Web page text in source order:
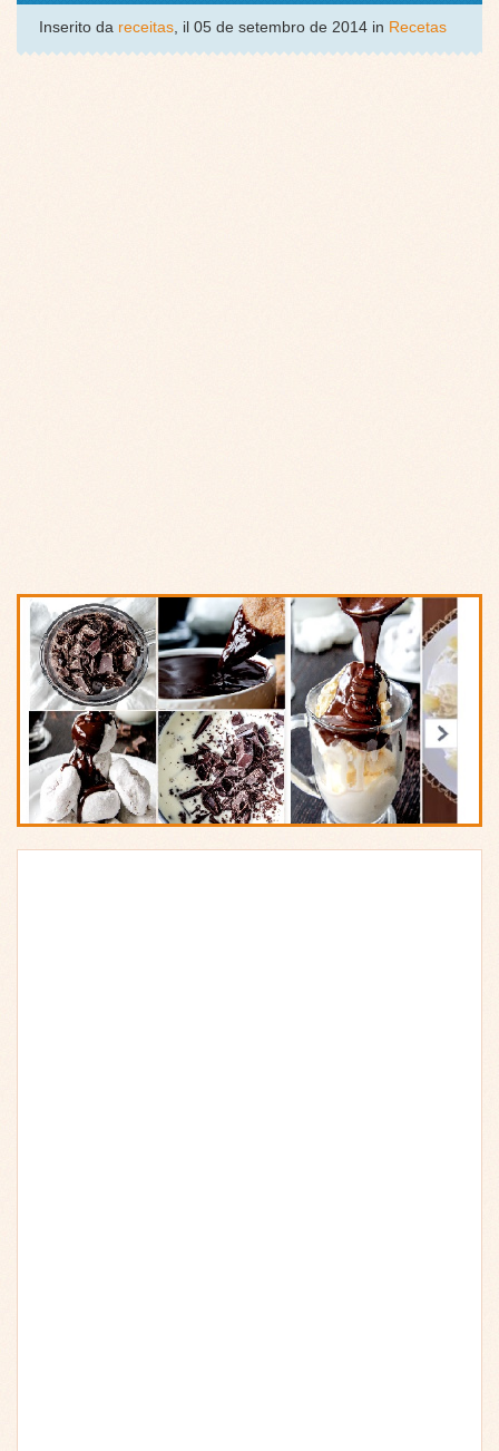
Inserito da receitas, il 05 de setembro de 2014 in Recetas